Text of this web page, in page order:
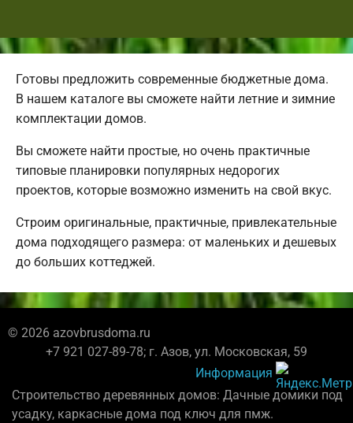
Готовы предложить современные бюджетные дома.
В нашем каталоге вы сможете найти летние и зимние
комплектации домов.
Вы сможете найти простые, но очень практичные
типовые планировки популярных недорогих
проектов, которые возможно изменить на свой вкус.
Строим оригинальные, практичные, привлекательные
дома подходящего размера: от маленьких и дешевых
до больших коттеджей.
© 2026 azovbrusdoma.ru
+7 921 027-89-78; г. Азов, ул. Московская, 59
Информация
Строительство деревянных домов: Дачные домики под
усадку, каркасные дома под ключ для пмж.